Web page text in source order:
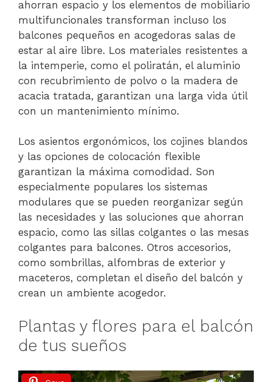
ahorran espacio y los elementos de mobiliario
multifuncionales transforman incluso los
balcones pequeños en acogedoras salas de
estar al aire libre. Los materiales resistentes a
la intemperie, como el poliratán, el aluminio
con recubrimiento de polvo o la madera de
acacia tratada, garantizan una larga vida útil
con un mantenimiento mínimo.
Los asientos ergonómicos, los cojines blandos
y las opciones de colocación flexible
garantizan la máxima comodidad. Son
especialmente populares los sistemas
modulares que se pueden reorganizar según
las necesidades y las soluciones que ahorran
espacio, como las sillas colgantes o las mesas
colgantes para balcones. Otros accesorios,
como sombrillas, alfombras de exterior y
maceteros, completan el diseño del balcón y
crean un ambiente acogedor.
Plantas y flores para el balcón
de tus sueños